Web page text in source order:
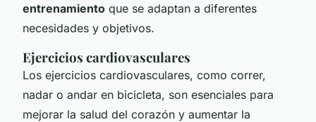
entrenamiento que se adaptan a diferentes
necesidades y objetivos.
Ejercicios cardiovasculares
Los ejercicios cardiovasculares, como correr,
nadar o andar en bicicleta, son esenciales para
mejorar la salud del corazón y aumentar la